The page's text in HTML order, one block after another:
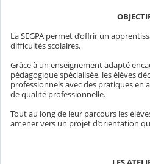
La SEGPA permet d’offrir un
difficultés scolaires.
Grâce à un enseignement adapté
pédagogique spécialisée, les élèves
professionnels avec des pratiques en
de qualité professionnelle.
Tout au long de leur parcours les
amener vers un projet d’orientation